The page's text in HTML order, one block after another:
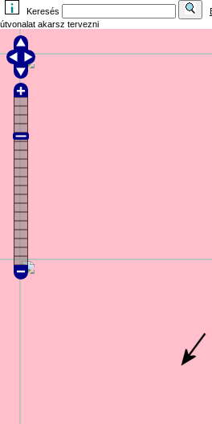
Keresés
útvonalat akarsz tervezni